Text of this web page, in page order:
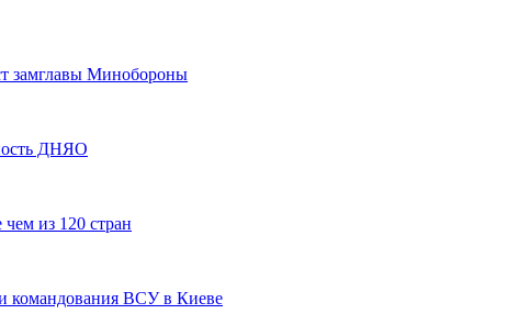
замглавы Минобороны
ДНЯО
из 120 стран
командования ВСУ в Киеве